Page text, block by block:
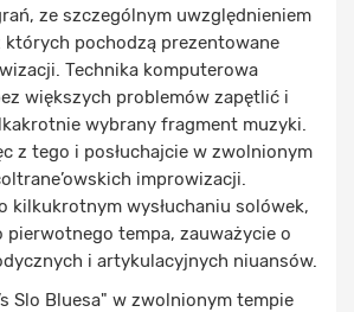
ze szczególnym uwzględnieniem
pochodzą prezentowane
Technika komputerowa
większych problemów zapętlić i
wybrany fragment muzyki.
z tego i posłuchajcie w zwolnionym
improwizacji.
kilkukrotnym wysłuchaniu solówek,
pierwotnego tempa, zauważycie o
i artykulacyjnych niuansów.
Slo Bluesa" w zwolnionym tempie